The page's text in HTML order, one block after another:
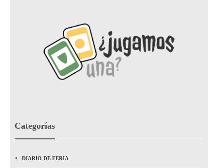
Categorías
DIARIO DE FERIA